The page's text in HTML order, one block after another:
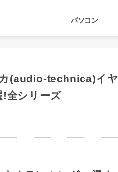
パソコン
(audio-technica)イヤ
全シリーズ